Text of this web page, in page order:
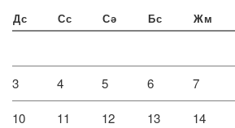
Дс Сс Сә Бс Жм
3 4 5 6 7
10 11 12 13 14